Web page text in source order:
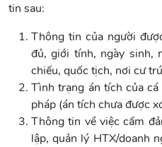
tin sau:
Thông tin của người
đủ, giới tính, ngày sinh,
chiếu, quốc tịch, nơi cư
Tình trạng án tích của
pháp (án tích chưa được
Thông tin về việc cấm
lập, quản lý HTX/doanh